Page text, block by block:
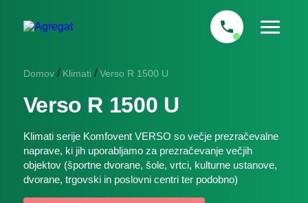
Domov / Klimati /Verso R 1500 U
Verso R 1500 U
Klimati serije Komfovent VERSO so večje prezračevalne
naprave, ki jih uporabljamo za prezračevanje večjih
objektov (športne dvorane, šole, vrtci, kulturne ustanove,
dvorane, trgovski in poslovni centri ter podobno)